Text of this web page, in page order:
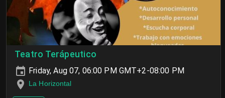
Teatro Terápeutico
Friday, Aug 07, 06:00 PM GMT+2-08:00 PM
La Horizontal